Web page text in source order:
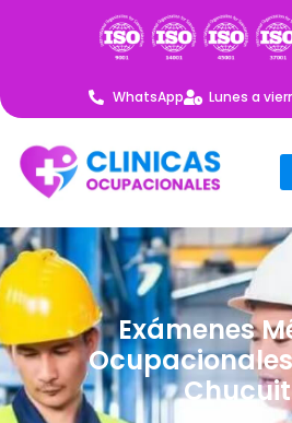
WhatsApp Lunes a
Exámenes